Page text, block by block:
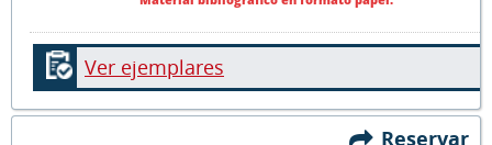
Ver ejemplares
Reservar